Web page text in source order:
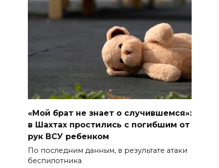
«Мой брат не знает о случившемся»:
в Шахтах простились с погибшим от
рук ВСУ ребенком
По последним данным, в результате атаки
беспилотника